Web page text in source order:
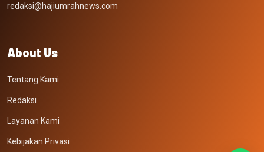
redaksi@hajiumrahnews.com
About Us
Tentang Kami
Redaksi
Layanan Kami
Kebijakan Privasi